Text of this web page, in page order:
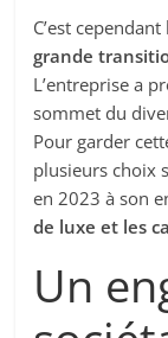
C’est
grande
L’entreprise a
sommet du
Pour garder
plusieurs choix
en 2023 à son
de luxe et les
Un